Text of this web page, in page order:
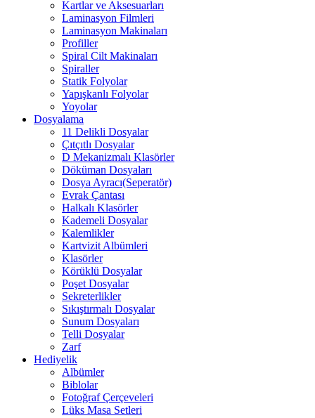
Kartlar ve Aksesuarları
Laminasyon Filmleri
Laminasyon Makinaları
Profiller
Spiral Cilt Makinaları
Spiraller
Statik Folyolar
Yapışkanlı Folyolar
Yoyolar
Dosyalama
11 Delikli Dosyalar
Çıtçıtlı Dosyalar
D Mekanizmalı Klasörler
Döküman Dosyaları
Dosya Ayracı(Seperatör)
Evrak Çantası
Halkalı Klasörler
Kademeli Dosyalar
Kalemlikler
Kartvizit Albümleri
Klasörler
Körüklü Dosyalar
Poşet Dosyalar
Sekreterlikler
Sıkıştırmalı Dosyalar
Sunum Dosyaları
Telli Dosyalar
Zarf
Hediyelik
Albümler
Biblolar
Fotoğraf Çerçeveleri
Lüks Masa Setleri